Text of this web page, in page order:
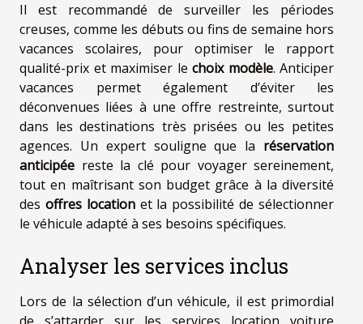
Il est recommandé de surveiller les périodes
creuses, comme les débuts ou fins de semaine hors
vacances scolaires, pour optimiser le rapport
qualité-prix et maximiser le choix modèle. Anticiper
vacances permet également d’éviter les
déconvenues liées à une offre restreinte, surtout
dans les destinations très prisées ou les petites
agences. Un expert souligne que la réservation
anticipée reste la clé pour voyager sereinement,
tout en maîtrisant son budget grâce à la diversité
des offres locationet la possibilité de sélectionner
le véhicule adapté à ses besoins spécifiques.
Analyser les services inclus
Lors de la sélection d’un véhicule, il est primordial